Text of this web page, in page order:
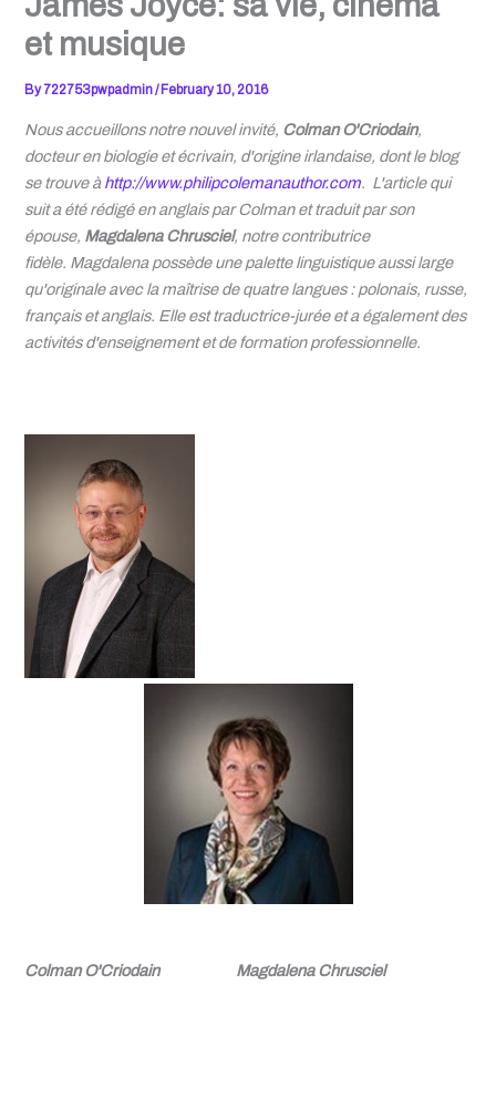
et musique
By 722753pwpadmin/ February 10, 2016
Nous accueillons notre nouvel invité, ColmanO'Criodain,
docteur en biologie et écrivain, d'origine irlandaise, dont le blog
se trouve àhttp://www.philipcolemanauthor.com. L'article qui
suit a été rédigé en anglais parColmanet traduit par son
épouse, Magdalena Chrusciel, notre contributrice
fidèle. Magdalena possède une palette linguistique aussi large
qu'originale avec la maîtrise de quatre langues : polonais, russe,
français et anglais. Elle est traductrice-jurée et a également des
activités d'enseignement et de formation professionnelle.
ColmanO'Criodain Magdalena Chrusciel